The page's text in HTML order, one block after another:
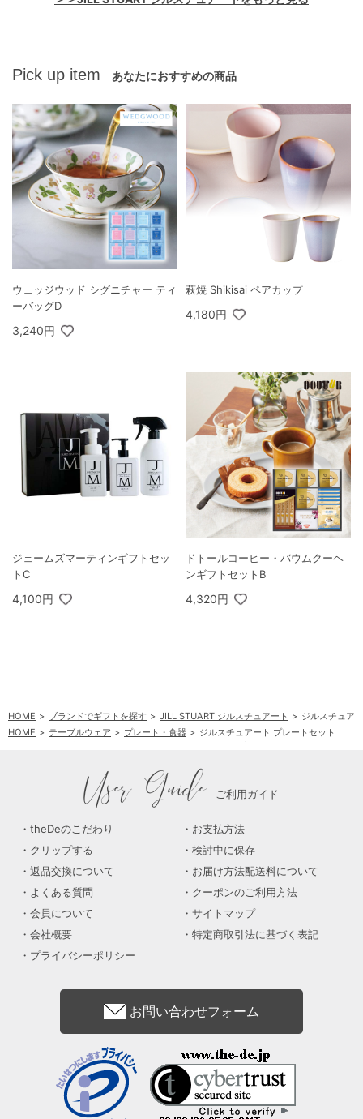
Pick up item あなたにおすすめの商品
ウェッジウッド シグニチャー ティ
ーバッグD
3,240円
萩焼 Shikisai ペアカップ
4,180円
ジェームズマーティンギフトセッ
トC
4,100円
ドトールコーヒー・バウムクーヘ
ンギフトセットB
4,320円
HOME ブランドでギフトを探す JILL STUART ジルスチュアート
ジルスチュア
HOME
テーブルウェア プレート・食器
ジルスチュアート プレートセット
User Guide ご利用ガイド
theDeのこだわり
お支払方法
クリップする
検討中に保存
返品交換について
お届け方法配送料について
よくある質問
クーポンのご利用方法
会員について
サイトマップ
会社概要
特定商取引法に基づく表記
プライバシーポリシー
お問い合わせフォーム